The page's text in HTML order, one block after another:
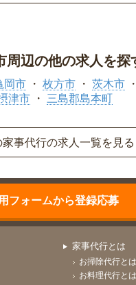
周辺の他の求人を探
岡市 枚方市 茨木市
津市
三島郡島本町
家事代行の求人一覧を見る
フォームから登録応募
家事代行とは
お掃除代行とは
お料理代行とは